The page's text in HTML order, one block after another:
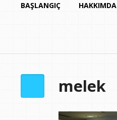
BAŞLANGIÇ HAKKIMDA
melek